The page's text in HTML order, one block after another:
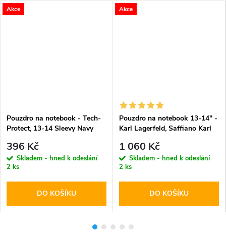
Akce
Pouzdro na notebook - Tech-
Protect, 13-14 Sleevy Navy
396 Kč
Skladem - hned k odeslání
2 ks
DO KOŠÍKU
Akce
Pouzdro na notebook 13-14" -
Karl Lagerfeld, Saffiano Karl
1 060 Kč
Skladem - hned k odeslání
2 ks
DO KOŠÍKU